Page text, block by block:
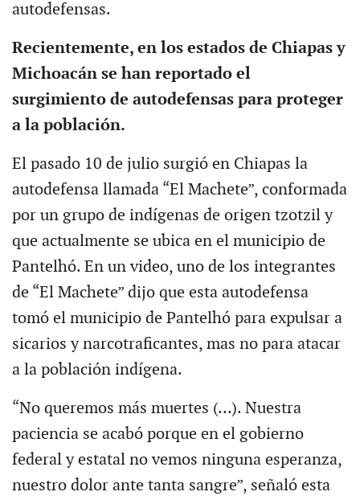
autodefensas.
Recientemente, en los estados de Chiapas y
Michoacán se han reportado el
surgimiento de autodefensas para proteger
a la población.
El pasado 10 de julio surgió en Chiapas la
autodefensa llamada “El Machete”, conformada
por un grupo de indígenas de origen tzotzil y
que actualmente se ubica en el municipio de
Pantelhó. En un video, uno de los integrantes
de “El Machete” dijo que esta autodefensa
tomó el municipio de Pantelhó para expulsar a
sicarios y narcotraficantes, mas no para atacar
a la población indígena.
“No queremos más muertes (…). Nuestra
paciencia se acabó porque en el gobierno
federal y estatal no vemos ninguna esperanza,
nuestro dolor ante tanta sangre”, señaló esta